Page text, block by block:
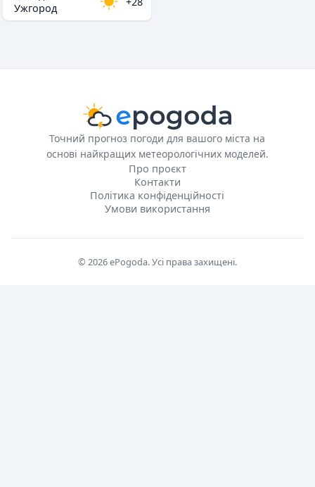
Ужгород
Точний прогноз погоди для вашого міста на
основі найкращих метеорологічних моделей.
Про проєкт
Контакти
Політика конфіденційності
Умови використання
© 2026 ePogoda. Усі права захищені.